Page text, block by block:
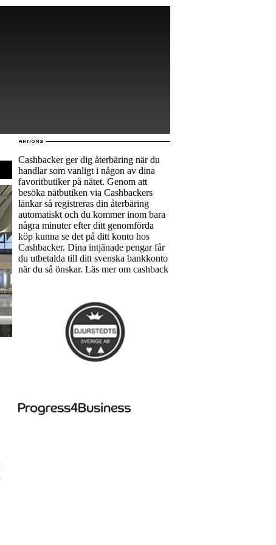
Cashbacker ger dig återbäring när du
handlar som vanligt i någon av dina
favoritbutiker på nätet. Genom att
besöka nätbutiken via Cashbackers
länkar så registreras din återbäring
automatiskt och du kommer inom bara
några minuter efter ditt genomförda
köp kunna se det på ditt konto hos
Cashbacker. Dina intjänade pengar får
du utbetalda till ditt svenska bankkonto
när du så önskar. Läs mer om cashback